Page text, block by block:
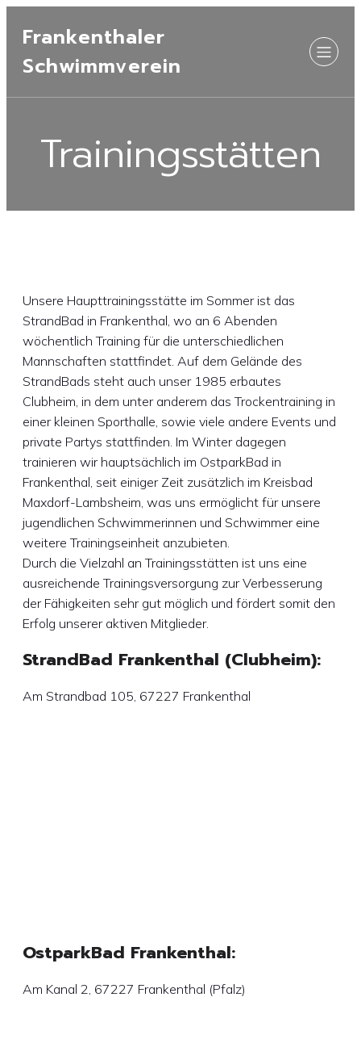
Frankenthaler
Schwimmverein
Trainingsstätten
Unsere Haupttrainingsstätte im Sommer ist das
StrandBad in Frankenthal, wo an 6 Abenden
wöchentlich Training für die unterschiedlichen
Mannschaften stattfindet. Auf dem Gelände des
StrandBads steht auch unser 1985 erbautes
Clubheim, in dem unter anderem das Trockentraining in
einer kleinen Sporthalle, sowie viele andere Events und
private Partys stattfinden. Im Winter dagegen
trainieren wir hauptsächlich im OstparkBad in
Frankenthal, seit einiger Zeit zusätzlich im Kreisbad
Maxdorf-Lambsheim, was uns ermöglicht für unsere
jugendlichen Schwimmerinnen und Schwimmer eine
weitere Trainingseinheit anzubieten.
Durch die Vielzahl an Trainingsstätten ist uns eine
ausreichende Trainingsversorgung zur Verbesserung
der Fähigkeiten sehr gut möglich und fördert somit den
Erfolg unserer aktiven Mitglieder.
StrandBad Frankenthal (Clubheim):
Am Strandbad 105, 67227 Frankenthal
OstparkBad Frankenthal:
Am Kanal 2, 67227 Frankenthal (Pfalz)